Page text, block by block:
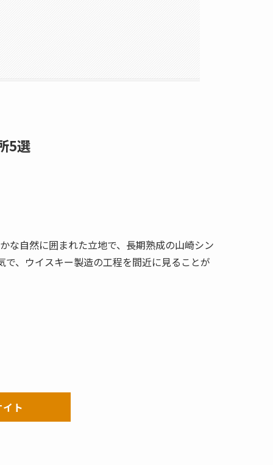
5選
な自然に囲まれた立地で、長期熟成の山崎シン
、ウイスキー製造の工程を間近に見ることが
ト